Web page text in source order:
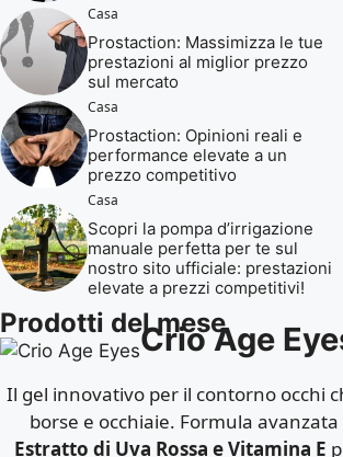
Casa
Prostaction: Massimizza le tue
prestazioni al miglior prezzo
sul mercato
Casa
Prostaction: Opinioni reali e
performance elevate a un
prezzo competitivo
Casa
Scopri la pompa d’irrigazione
manuale perfetta per te sul
nostro sito ufficiale: prestazioni
elevate a prezzi competitivi!
Prodotti del mese
Crio Age
Il gel innovativo per il contorno occhi
borse e occhiaie. Formula avanzata
Estratto di Uva Rossa e Vitamina E